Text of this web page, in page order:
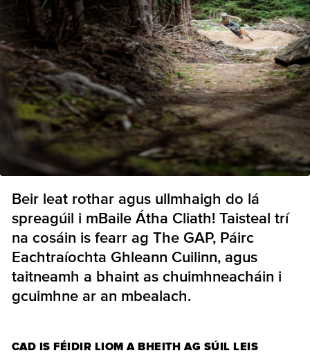
Beir leat rothar agus ullmhaigh do lá
spreagúil i mBaile Átha Cliath! Taisteal trí
na cosáin is fearr ag The GAP, Páirc
Eachtraíochta Ghleann Cuilinn, agus
taitneamh a bhaint as chuimhneacháin i
gcuimhne ar an mbealach.
CAD IS FÉIDIR LIOM A BHEITH AG SÚIL LEIS